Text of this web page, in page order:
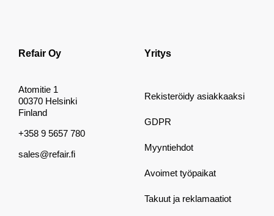
Refair Oy
Atomitie 1
00370 Helsinki
Finland
+358 9 5657 780
sales@refair.fi
Yritys
Rekisteröidy asiakkaaksi
GDPR
Myyntiehdot
Avoimet työpaikat
Takuut ja reklamaatiot